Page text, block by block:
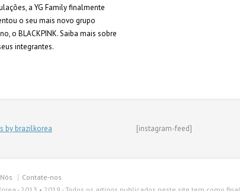
a YG Family finalmente
o seu mais novo grupo
o BLACKPINK. Saiba mais sobre
integrantes.
by brazilkorea [instagram-feed]
Contate-nos